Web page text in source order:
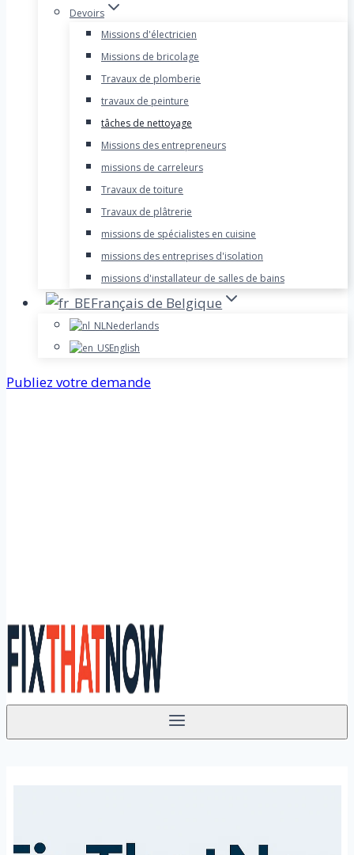
Devoirs
Missions d'électricien
Missions de bricolage
Travaux de plomberie
travaux de peinture
tâches de nettoyage
Missions des entrepreneurs
missions de carreleurs
Travaux de toiture
Travaux de plâtrerie
missions de spécialistes en cuisine
missions des entreprises d'isolation
missions d'installateur de salles de bains
Français de Belgique
Nederlands
English
Publiez votre demande